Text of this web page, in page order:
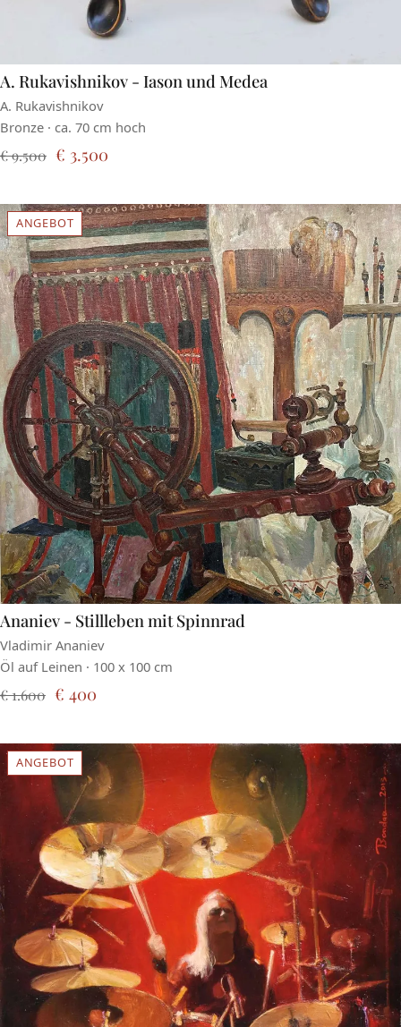
A. Rukavishnikov - Iason und Medea
A. Rukavishnikov
Bronze · ca. 70 cm hoch
€ 9.500 € 3.500
ANGEBOT
Ananiev - Stillleben mit Spinnrad
Vladimir Ananiev
Öl auf Leinen · 100 x 100 cm
€ 1.600 € 400
ANGEBOT